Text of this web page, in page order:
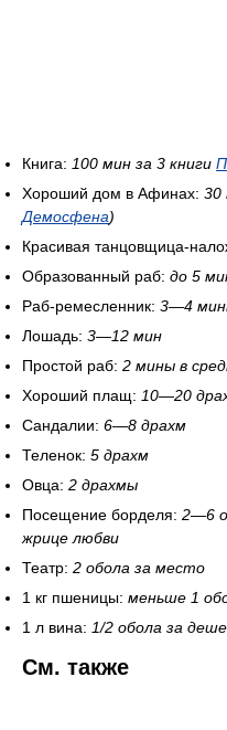
Книга: 100 мин за 3 книги
Хороший дом в Афинах: 30
Демосфена)
Красивая танцовщица-
Образованный раб: до 5
Раб-ремесленник: 3—4
Лошадь: 3—12 мин
Простой раб: 2 мины в
Хороший плащ: 10—20
Сандалии: 6—8 драхм
Теленок: 5 драхм
Овца: 2 драхмы
Посещение борделя: 2—6
жрице любви
Театр: 2 обола за место
1 кг пшеницы: меньше 1
1 л вина: 1/2 обола за
См. также